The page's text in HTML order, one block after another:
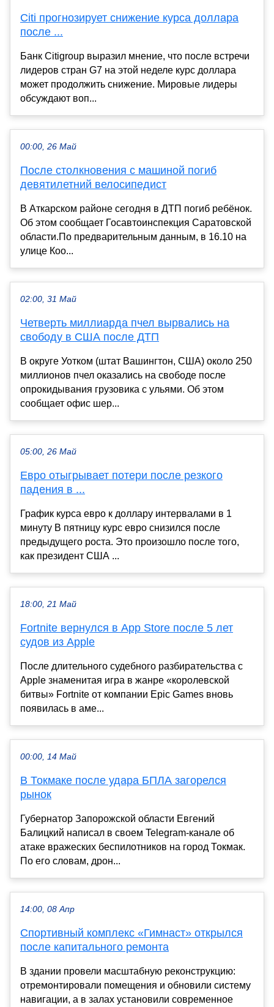
Citi прогнозирует снижение курса доллара
после ...
Банк Citigroup выразил мнение, что после встречи
лидеров стран G7 на этой неделе курс доллара
может продолжить снижение. Мировые лидеры
обсуждают воп...
00:00, 26 Май
После столкновения с машиной погиб
девятилетний велосипедист
В Аткарском районе сегодня в ДТП погиб ребёнок.
Об этом сообщает Госавтоинспекция Саратовской
области.По предварительным данным, в 16.10 на
улице Коо...
02:00, 31 Май
Четверть миллиарда пчел вырвались на
свободу в США после ДТП
В округе Уотком (штат Вашингтон, США) около 250
миллионов пчел оказались на свободе после
опрокидывания грузовика с ульями. Об этом
сообщает офис шер...
05:00, 26 Май
Евро отыгрывает потери после резкого
падения в ...
График курса евро к доллару интервалами в 1
минуту В пятницу курс евро снизился после
предыдущего роста. Это произошло после того,
как президент США ...
18:00, 21 Май
Fortnite вернулся в App Store после 5 лет
судов из Apple
После длительного судебного разбирательства с
Apple знаменитая игра в жанре «королевской
битвы» Fortnite от компании Epic Games вновь
появилась в аме...
00:00, 14 Май
В Токмаке после удара БПЛА загорелся
рынок
Губернатор Запорожской области Евгений
Балицкий написал в своем Telegram-канале об
атаке вражеских беспилотников на город Токмак.
По его словам, дрон...
14:00, 08 Апр
Спортивный комплекс «Гимнаст» открылся
после капитального ремонта
В здании провели масштабную реконструкцию:
отремонтировали помещения и обновили систему
навигации, а в залах установили современное